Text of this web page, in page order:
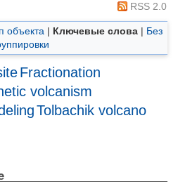
RSS 2.0
объекта | Ключевые слова| Без
Fractionation
volcanism
Tolbachik volcano